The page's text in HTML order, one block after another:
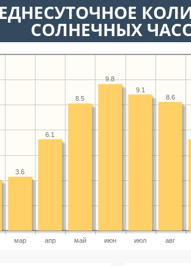
СОЛНЕЧНЫХ
мар апр май июн июл авг
8.6
9.1
9.8
8.5
6.1
3.6